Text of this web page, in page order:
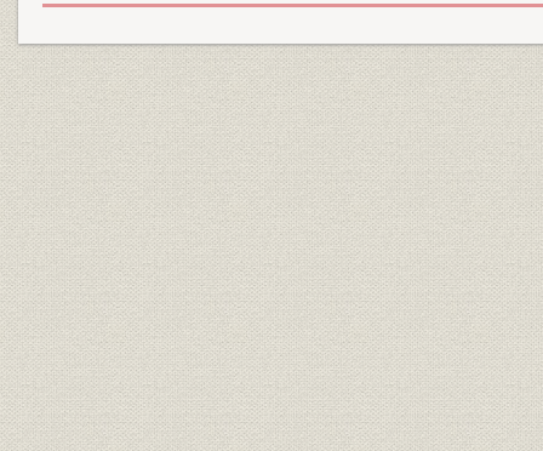
結び
本文中統計表
付表
収録写真
本文索引